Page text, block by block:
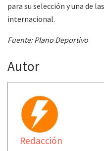
para su selección y una de
internacional.
Fuente: Plano Deportivo
Autor
Redacción